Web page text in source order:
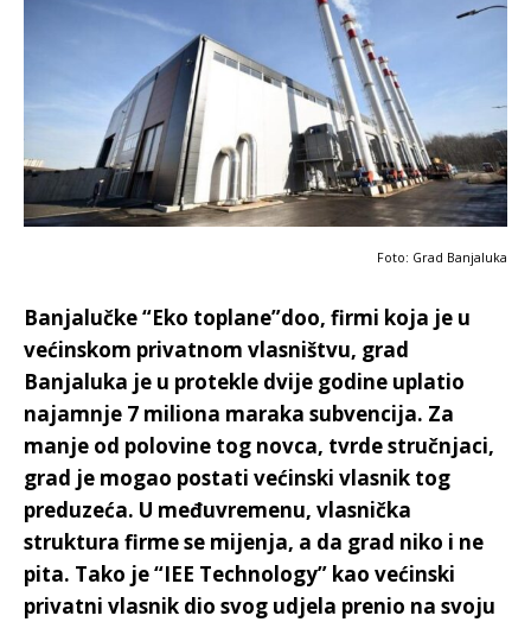
Foto: Grad Banjaluka
Banjalučke “Eko toplane”doo, firmi koja je u
većinskom privatnom vlasništvu, grad
Banjaluka je u protekle dvije godine uplatio
najamnje 7 miliona maraka subvencija. Za
manje od polovine tog novca, tvrde stručnjaci,
grad je mogao postati većinski vlasnik tog
preduzeća. U međuvremenu, vlasnička
struktura firme se mijenja, a da grad niko i ne
pita. Tako je “IEE Technology” kao većinski
privatni vlasnik dio svog udjela prenio na svoju